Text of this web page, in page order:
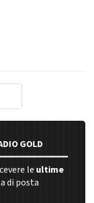
GOLD
le ultime
di posta